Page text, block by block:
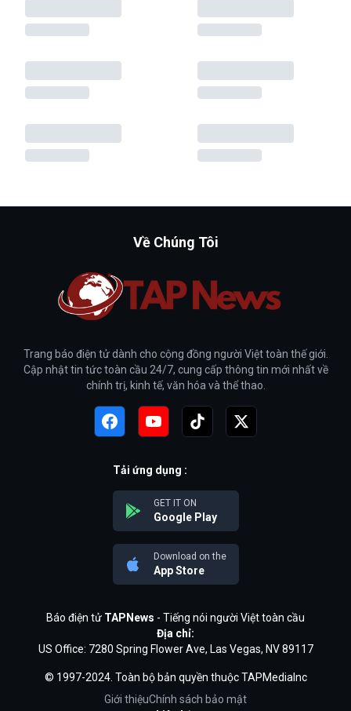
Về Chúng Tôi
Trang báo điện tử dành cho cộng đồng người Việt toàn thế giới.
Cập nhật tin tức toàn cầu 24/7, cung cấp thông tin mới nhất về
chính trị, kinh tế, văn hóa và thể thao.
Tải ứng dụng :
GET IT ON
Google Play
Download on the
App Store
Báo điện tử TAPNews - Tiếng nói người Việt toàn cầu
Địa chỉ:
US Office: 7280 Spring Flower Ave, Las Vegas, NV 89117
© 1997-2024. Toàn bộ bản quyền thuộc TAPMediaInc
Giới thiệuChính sách bảo mật